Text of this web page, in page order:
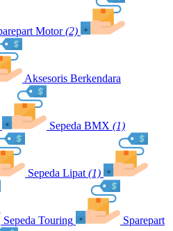
Motor (2)
Aksesoris Berkendara
Sepeda BMX (1)
Sepeda Lipat (1)
Sepeda Touring Sparepart